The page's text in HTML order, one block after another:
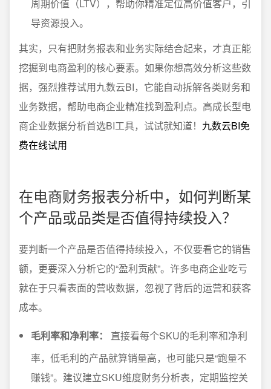
周期价值（LTV），帮助你精准定位高价值客户，引
导资源投入。
其实，只有把财务报表和业务实际结合起来，才真正能
挖掘到电商盈利的核心要素。如果你想高效分析这些数
据，强烈推荐试用九数云BI，它能自动拆解各类财务和
业务数据，帮助电商企业精准找到盈利点。高成长型电
商企业数据分析首选BI工具，试试就知道！ 九数云BI免
费在线试用
在电商财务报表分析中，如何判断某
个产品或品类是否值得持续投入？
要判断一个产品是否值得持续投入，不仅要看它的销售
额，更要深入分析它的“盈利贡献”。许多电商企业吃亏
就在于只看表面的营收数据，忽视了背后的运营和获客
成本。
毛利率和净利率：
直接看每个SKU的毛利率和净利
率，低毛利的产品就算销量高，也可能只是“跑量不
赚钱”。建议建立SKU维度财务分析表，定期监控关